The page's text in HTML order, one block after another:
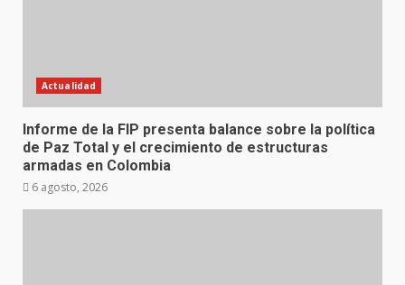
Actualidad
Informe de la FIP presenta balance sobre la política
de Paz Total y el crecimiento de estructuras
armadas en Colombia
6 agosto, 2026